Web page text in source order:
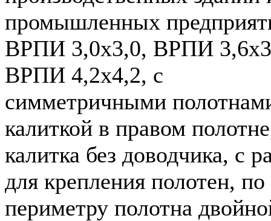
промышленных
ВРПИ 3,0х3,0, ВРПИ
ВРПИ 4,2х4,2, с
симметричными
калиткой в правом
калитка без доводчика, с
для крепления полотен, по
периметру полотна